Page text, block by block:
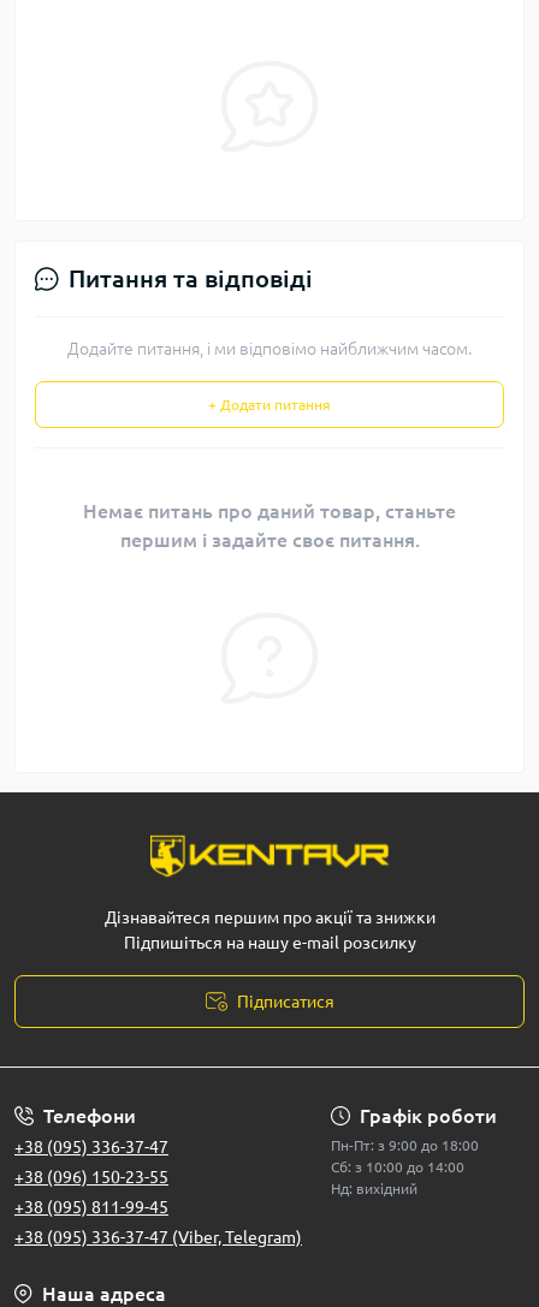
Питання та відповіді
Додайте питання, і ми відповімо найближчим часом.
+ Додати питання
Немає питань про даний товар, станьте
першим і задайте своє питання.
Дізнавайтеся першим про акції та знижки
Підпишіться на нашу e-mail розсилку
Підписатися
Телефони
+38 (095) 336-37-47
+38 (096) 150-23-55
+38 (095) 811-99-45
+38 (095) 336-37-47 (Viber, Telegram)
Графік роботи
Пн-Пт: з 9:00 до 18:00
Сб: з 10:00 до 14:00
Нд: вихідний
Наша адреса